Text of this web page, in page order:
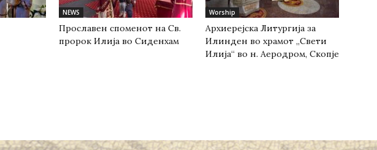
NEWS
Прославен споменот на Св.
пророк Илија во Сиденхам
Worship
Архиерејска Литургија за
Илинден во храмот „Свети
Илија“ во н. Аеродром, Скопје